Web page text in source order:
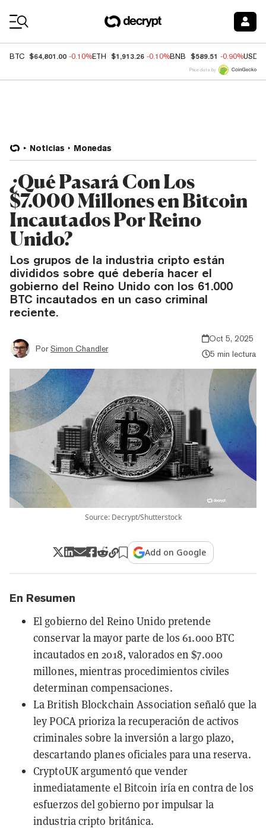
BTC $64,801.00 -0.10%ETH $1,913.26 -0.10%BNB $589.51 -0.90%USDC
Price data by
Noticias Monedas
¿Qué Pasará Con Los
$7.000 Millones en Bitcoin
Incautados Por Reino
Unido?
Los grupos de la industria cripto están
divididos sobre qué debería hacer el
gobierno del Reino Unido con los 61.000
BTC incautados en un caso criminal
reciente.
Por Simon Chandler
Oct 5, 2025
5 min lectura
Source: Decrypt/Shutterstock
Add on Google
En Resumen
El gobierno del Reino Unido pretende
conservar la mayor parte de los 61.000 BTC
incautados en 2018, valorados en $7.000
millones, mientras procedimientos civiles
determinan compensaciones.
La British Blockchain Association señaló que la
ley POCA prioriza la recuperación de activos
criminales sobre la inversión a largo plazo,
descartando planes oficiales para una reserva.
CryptoUK argumentó que vender
inmediatamente el Bitcoin iría en contra de los
esfuerzos del gobierno por impulsar la
industria cripto británica.